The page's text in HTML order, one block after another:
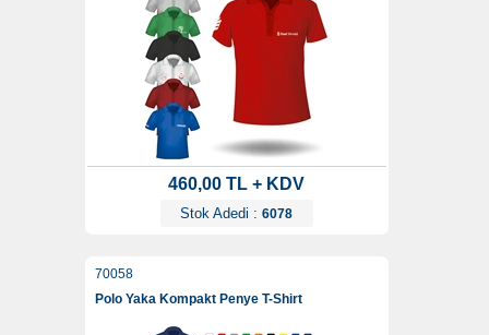
460,00 TL + KDV
Stok Adedi : 6078
70058
Polo Yaka Kompakt Penye T-Shirt